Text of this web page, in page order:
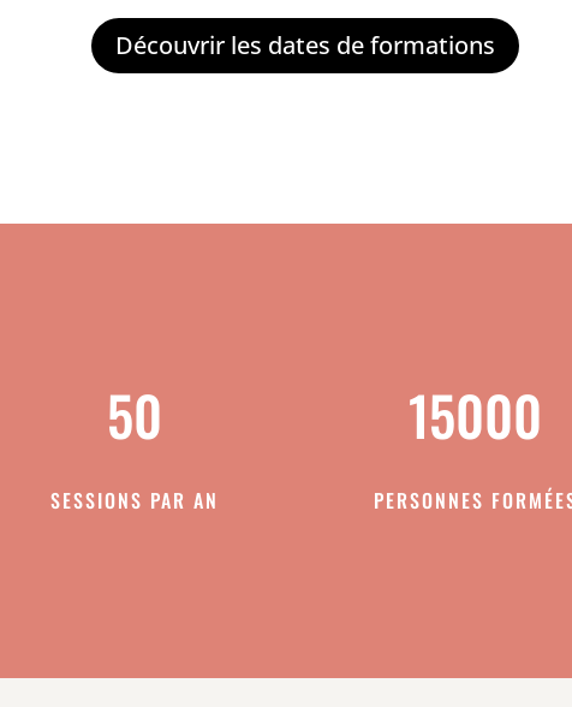
Découvrir les dates de formations
50
SESSIONS PAR AN
15000
PERSONNES